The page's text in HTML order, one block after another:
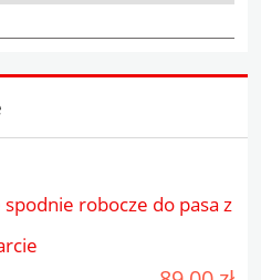
spodnie robocze do pasa z